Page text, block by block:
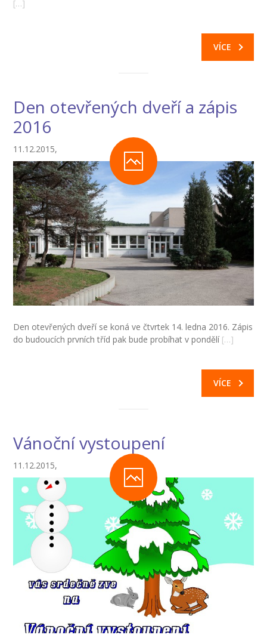
[…]
VÍCE
Den otevřených dveří a zápis
2016
11.12.2015,
Den otevřených dveří se koná ve čtvrtek 14. ledna 2016. Zápis
do budoucích prvních tříd pak bude probíhat v pondělí […]
VÍCE
Vánoční vystoupení
11.12.2015,